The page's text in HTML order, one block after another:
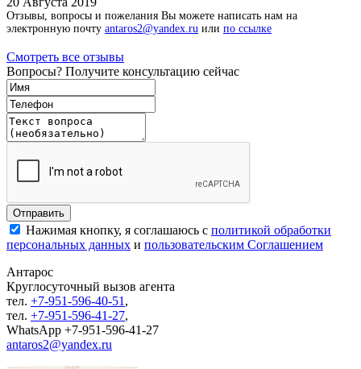
Отзывы, вопросы и пожелания Вы можете написать нам на
электронную почту antaros2@yandex.ru или по ссылке
Смотреть все отзывы
Вопросы? Получите консультацию сейчас
Нажимая кнопку, я соглашаюсь с политикой обработки
персональных данных и пользовательским Соглашением
Антарос
Круглосуточный вызов агента
тел. +7-951-596-40-51 ,
тел. +7-951-596-41-27,
WhatsApp +7-951-596-41-27
antaros2@yandex.ru